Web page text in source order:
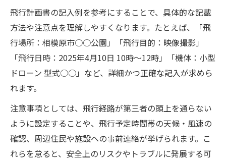
飛行計画書の記入例を参考にすることで、具体的な記載
方法や注意点を理解しやすくなります。たとえば、「飛
行場所：相模原市○○公園」「飛行目的：映像撮影」
「飛行日時：2025年4月10日 10時～12時」「機体：小型
ドローン 型式○○」など、詳細かつ正確な記入が求めら
れます。
注意事項としては、飛行経路が第三者の頭上を通らない
ように設定することや、飛行予定時間帯の天候・風速の
確認、周辺住民や施設への事前連絡が挙げられます。こ
れらを怠ると、安全上のリスクやトラブルに発展する可